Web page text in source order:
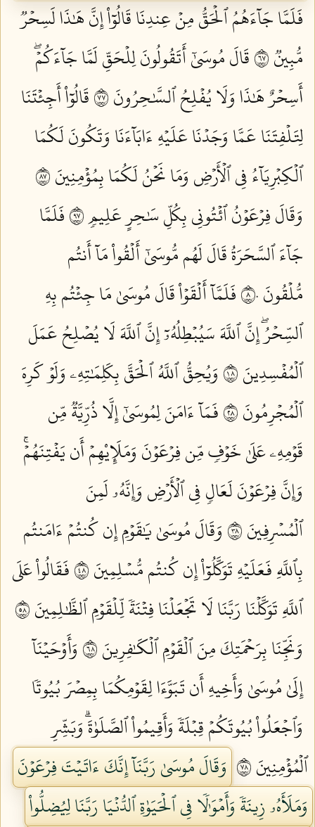
فَلَمَّا جَآءَهُمُ ٱلۡحَقُّ مِنۡ عِندِنَا قَالُوٓاْ إِنَّ هَٰذَا لَسِحۡرٞ
مُّبِينٞ ٧٦
قَالَ مُوسَىٰٓ أَتَقُولُونَ لِلۡحَقِّ لَمَّا جَآءَكُمۡۖ
أَسِحۡرٌ هَٰذَا وَلَا يُفۡلِحُ ٱلسَّٰحِرُونَ ٧٧
قَالُوٓاْ أَجِئۡتَنَا
لِتَلۡفِتَنَا عَمَّا وَجَدۡنَا عَلَيۡهِ ءَابَآءَنَا وَتَكُونَ لَكُمَا
ٱلۡكِبۡرِيَآءُ فِي ٱلۡأَرۡضِ وَمَا نَحۡنُ لَكُمَا بِمُؤۡمِنِينَ ٧٨
وَقَالَ فِرۡعَوۡنُ ٱئۡتُونِي بِكُلِّ سَٰحِرٍ عَلِيمٖ ٧٩
فَلَمَّا
جَآءَ ٱلسَّحَرَةُ قَالَ لَهُم مُّوسَىٰٓ أَلۡقُواْ مَآ أَنتُم
مُّلۡقُونَ ٨٠
فَلَمَّآ أَلۡقَوۡاْ قَالَ مُوسَىٰ مَا جِئۡتُم بِهِ
ٱلسِّحۡرُۖ إِنَّ ٱللَّهَ سَيُبۡطِلُهُۥٓ إِنَّ ٱللَّهَ لَا يُصۡلِحُ عَمَلَ
ٱلۡمُفۡسِدِينَ ٨١
وَيُحِقُّ ٱللَّهُ ٱلۡحَقَّ بِكَلِمَٰتِهِۦ وَلَوۡ كَرِهَ
ٱلۡمُجۡرِمُونَ ٨٢
فَمَآ ءَامَنَ لِمُوسَىٰٓ إِلَّا ذُرِّيَّةٞ مِّن
قَوۡمِهِۦ عَلَىٰ خَوۡفٖ مِّن فِرۡعَوۡنَ وَمَلَإِيْهِمۡ أَن يَفۡتِنَهُمۡۚ
وَإِنَّ فِرۡعَوۡنَ لَعَالٖ فِي ٱلۡأَرۡضِ وَإِنَّهُۥ لَمِنَ
ٱلۡمُسۡرِفِينَ ٨٣
وَقَالَ مُوسَىٰ يَٰقَوۡمِ إِن كُنتُمۡ ءَامَنتُم
بِٱللَّهِ فَعَلَيۡهِ تَوَكَّلُوٓاْ إِن كُنتُم مُّسۡلِمِينَ ٨٤
فَقَالُواْ عَلَى
ٱللَّهِ تَوَكَّلۡنَا رَبَّنَا لَا تَجۡعَلۡنَا فِتۡنَةٗ لِّلۡقَوۡمِ ٱلظَّٰلِمِينَ ٨٥
وَنَجِّنَا بِرَحۡمَتِكَ مِنَ ٱلۡقَوۡمِ ٱلۡكَٰفِرِينَ ٨٦
وَأَوۡحَيۡنَآ
إِلَىٰ مُوسَىٰ وَأَخِيهِ أَن تَبَوَّءَا لِقَوۡمِكُمَا بِمِصۡرَ بُيُوتٗا
وَٱجۡعَلُواْ بُيُوتَكُمۡ قِبۡلَةٗ وَأَقِيمُواْ ٱلصَّلَوٰةَۗ وَبَشِّرِ
ٱلۡمُؤۡمِنِينَ ٨٧
وَقَالَ مُوسَىٰ رَبَّنَآ إِنَّكَ ءَاتَيۡتَ فِرۡعَوۡنَ
وَمَلَأَهُۥ زِينَةٗ وَأَمۡوَٰلٗا فِي ٱلۡحَيَوٰةِ ٱلدُّنۡيَا رَبَّنَا لِيُضِلُّواْ